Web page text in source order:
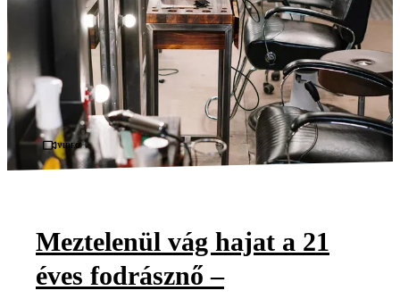
Videó
Meztelenül vág hajat a 21
éves fodrásznő –